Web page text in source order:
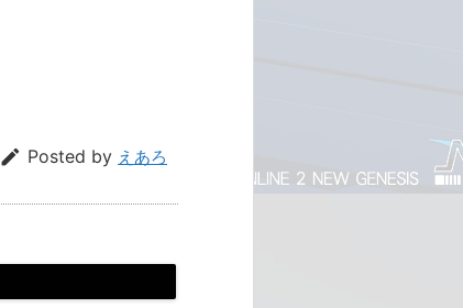
 Posted by えあろ